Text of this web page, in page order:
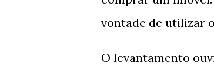
vontade de utilizar
O levantamento